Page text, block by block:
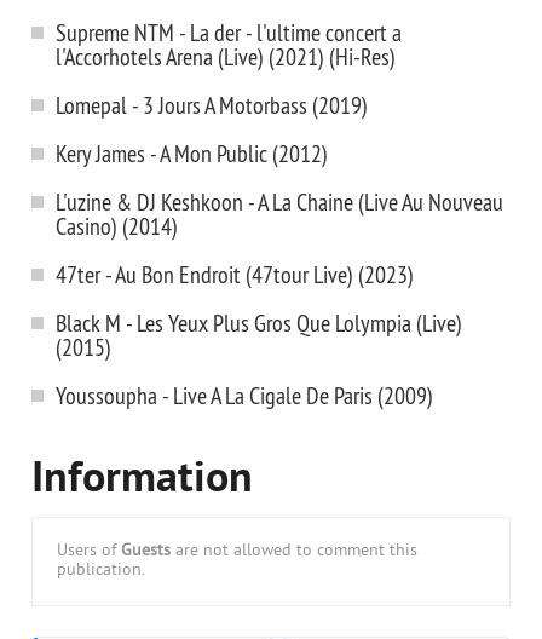
Supreme NTM - La der - l'ultime concert a
l'Accorhotels Arena (Live) (2021) (Hi-Res)
Lomepal - 3 Jours A Motorbass (2019)
Kery James - A Mon Public (2012)
L'uzine & DJ Keshkoon - A La Chaine (Live Au Nouveau
Casino) (2014)
47ter - Au Bon Endroit (47tour Live) (2023)
Black M - Les Yeux Plus Gros Que Lolympia (Live)
(2015)
Youssoupha - Live A La Cigale De Paris (2009)
Information
Users of Guests are not allowed to comment this
publication.